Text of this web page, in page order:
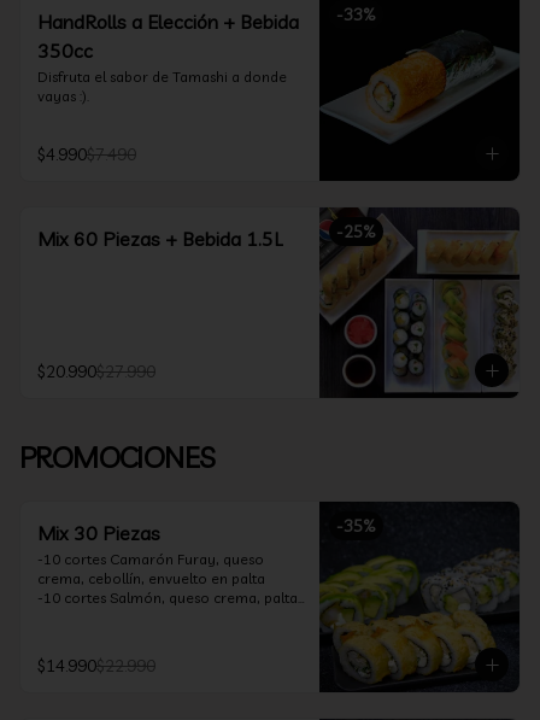
-33%
HandRolls a Elección + Bebida
350cc
Disfruta el sabor de Tamashi a donde
vayas :).
$4.990$7.490
-25%
Mix 60 Piezas + Bebida 1.5L
$20.990$27.990
PROMOCIONES
-35%
Mix 30 Piezas
-10 cortes Camarón Furay, queso
crema, cebollín, envuelto en palta
-10 cortes Salmón, queso crema, palta,
cebollín, frito en tempura
*Incluye 2 soya 30ml / 2 palitos / 1 salsa
$14.990$22.990